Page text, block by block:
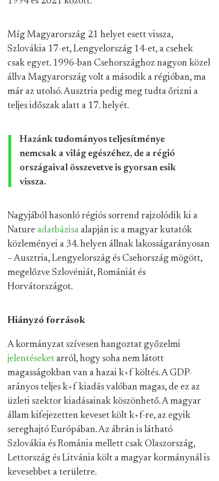
Míg Magyarország 21 helyet esett vissza,
Szlovákia 17-et, Lengyelország 14-et, a csehek
csak egyet. 1996-ban Csehországhoz nagyon közel
állva Magyarország volt a második a régióban, ma
már az utolsó. Ausztria pedig meg tudta őrizni a
teljes időszak alatt a 17. helyét.
Hazánk tudományos teljesítménye
nemcsak a világ egészéhez, de a régió
országaival összevetve is gyorsan esik
vissza.
Nagyjából hasonló régiós sorrend rajzolódik ki a
Nature adatbázisa alapján is: a magyar kutatók
közleményei a 34. helyen állnak lakosságarányosan
– Ausztria, Lengyelország és Csehország mögött,
megelőzve Szlovéniát, Romániát és
Horvátországot.
Hiányzó források
A kormányzat szívesen hangoztat győzelmi
jelentéseket arról, hogy soha nem látott
magasságokban van a hazai k+f költés. A GDP-
arányos teljes k+f kiadás valóban magas, de ez az
üzleti szektor kiadásainak köszönhető. A magyar
állam kifejezetten keveset költ k+f-re, az egyik
sereghajtó Európában. Az ábrán is látható
Szlovákia és Románia mellett csak Olaszország,
Lettország és Litvánia költ a magyar kormánynál is
kevesebbet a területre.